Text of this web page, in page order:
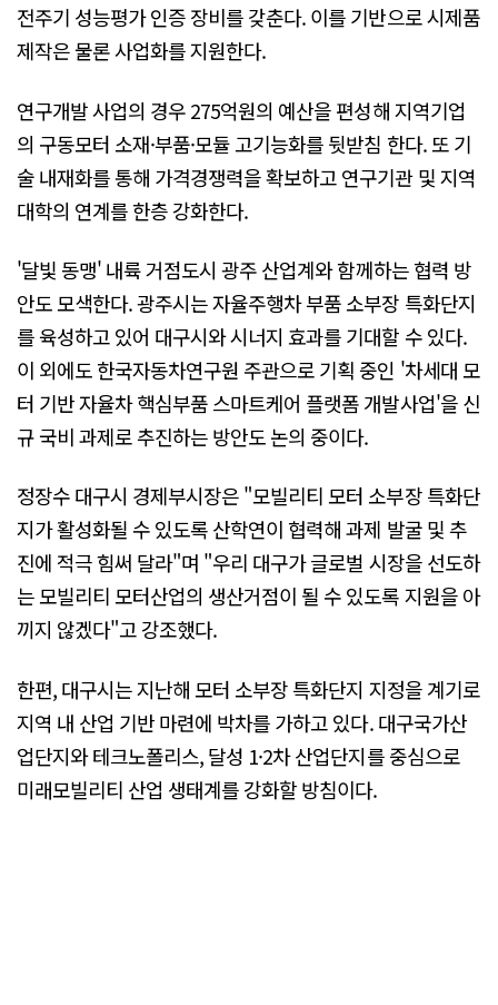
전주기 성능평가 인증 장비를 갖춘다. 이를 기반으로 시제품
제작은 물론 사업화를 지원한다.
연구개발 사업의 경우 275억원의 예산을 편성해 지역기업
의 구동모터 소재·부품·모듈 고기능화를 뒷받침 한다. 또 기
술 내재화를 통해 가격경쟁력을 확보하고 연구기관 및 지역
대학의 연계를 한층 강화한다.
'달빛 동맹' 내륙 거점도시 광주 산업계와 함께하는 협력 방
안도 모색한다. 광주시는 자율주행차 부품 소부장 특화단지
를 육성하고 있어 대구시와 시너지 효과를 기대할 수 있다.
이 외에도 한국자동차연구원 주관으로 기획 중인 '차세대 모
터 기반 자율차 핵심부품 스마트케어 플랫폼 개발사업'을 신
규 국비 과제로 추진하는 방안도 논의 중이다.
정장수 대구시 경제부시장은 "모빌리티 모터 소부장 특화단
지가 활성화될 수 있도록 산학연이 협력해 과제 발굴 및 추
진에 적극 힘써 달라"며 "우리 대구가 글로벌 시장을 선도하
는 모빌리티 모터산업의 생산거점이 될 수 있도록 지원을 아
끼지 않겠다"고 강조했다.
한편, 대구시는 지난해 모터 소부장 특화단지 지정을 계기로
지역 내 산업 기반 마련에 박차를 가하고 있다. 대구국가산
업단지와 테크노폴리스, 달성 1·2차 산업단지를 중심으로
미래모빌리티 산업 생태계를 강화할 방침이다.